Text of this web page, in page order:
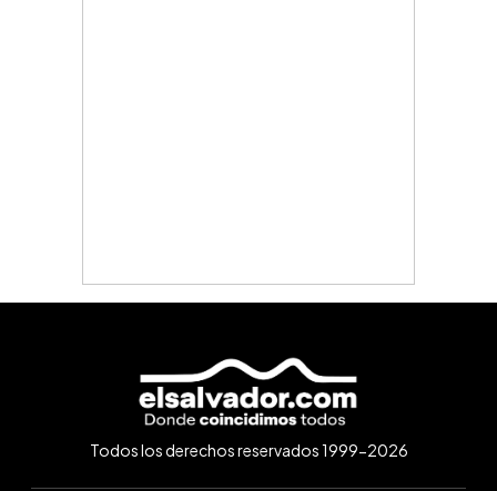
Todos los derechos reservados 1999-2026